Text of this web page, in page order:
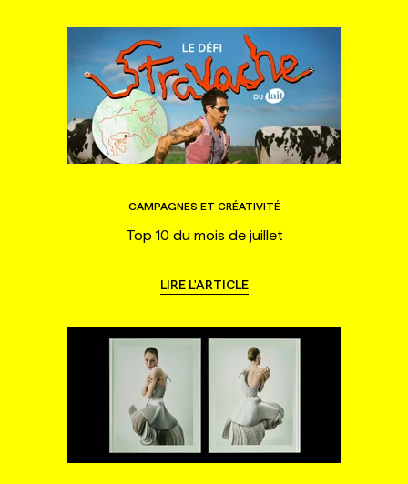
CAMPAGNES ET CRÉATIVITÉ
Top 10 du mois de juillet
LIRE L'ARTICLE